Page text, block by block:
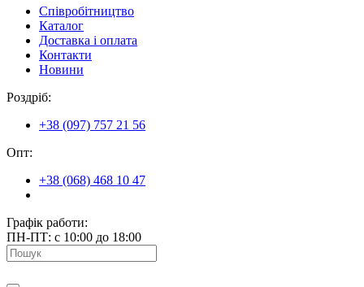
Співробітництво
Каталог
Доставка і оплата
Контакти
Новини
Роздріб:
+38 (097) 757 21 56
Опт:
+38 (068) 468 10 47
Графік работи:
ПН-ПТ: с 10:00 до 18:00